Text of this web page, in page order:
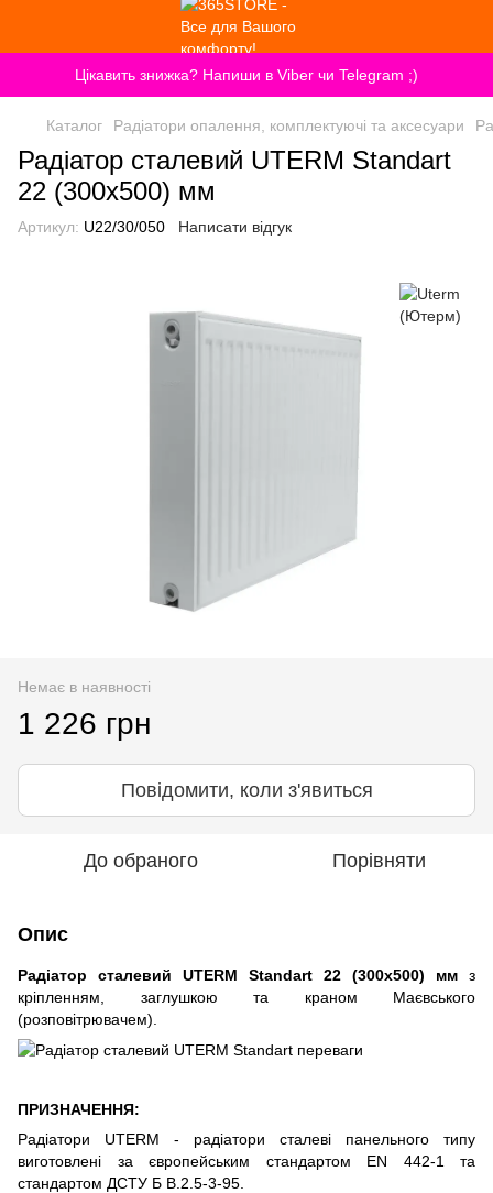
Цікавить знижка? Напиши в Viber чи Telegram ;)
Каталог Радіатори опалення, комплектуючі та аксесуари
Радіатор сталевий UTERM Standart
22 (300x500) мм
Артикул: U22/30/050 Написати відгук
Немає в наявності
1 226 грн
Повідомити, коли з'явиться
До обраного Порівняти
Опис
Радіатор сталевий UTERM Standart 22 (300x500) мм з
кріпленням, заглушкою та краном Маєвського
(розповітрювачем).
ПРИЗНАЧЕННЯ:
Радіатори UTERM - радіатори сталеві панельного типу
виготовлені за європейським стандартом EN 442-1 та
стандартом ДСТУ Б В.2.5-3-95.